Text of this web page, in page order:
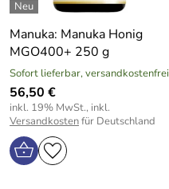
Manuka: Manuka Honig
MGO400+ 250 g
Sofort lieferbar, versandkostenfrei
56,50 €
inkl. 19% MwSt., inkl.
Versandkostenfür Deutschland